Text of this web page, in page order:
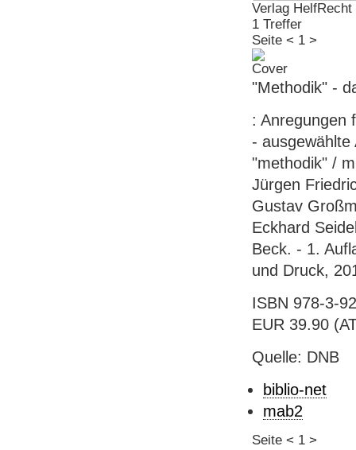
Verlag
1 Treffer
Seite < 1 >
"Methodik" -
: Anregungen
-
"methodik" /
Jürgen
Gustav
Eckhard
Beck. - 1.
und Druck,
ISBN 978-3-
EUR 39.90
Quelle: DNB
biblio-net
mab2
Seite < 1 >